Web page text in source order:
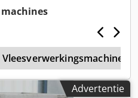
Vleesverwerkingsmachines
Advertentie